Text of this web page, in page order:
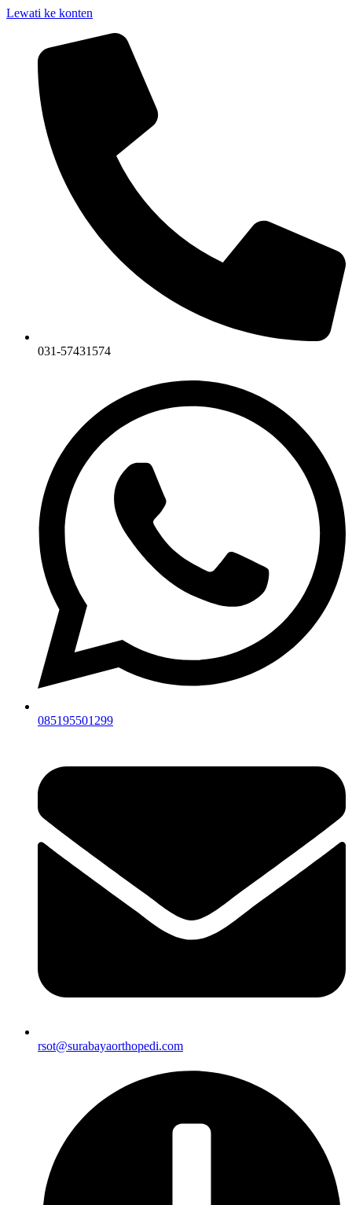
Lewati ke konten
031-57431574
085195501299
rsot@surabayaorthopedi.com